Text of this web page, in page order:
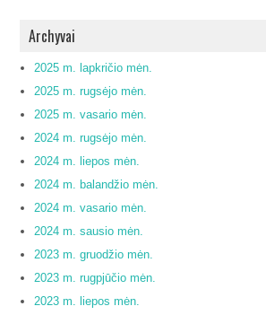
Archyvai
2025 m. lapkričio mėn.
2025 m. rugsėjo mėn.
2025 m. vasario mėn.
2024 m. rugsėjo mėn.
2024 m. liepos mėn.
2024 m. balandžio mėn.
2024 m. vasario mėn.
2024 m. sausio mėn.
2023 m. gruodžio mėn.
2023 m. rugpjūčio mėn.
2023 m. liepos mėn.